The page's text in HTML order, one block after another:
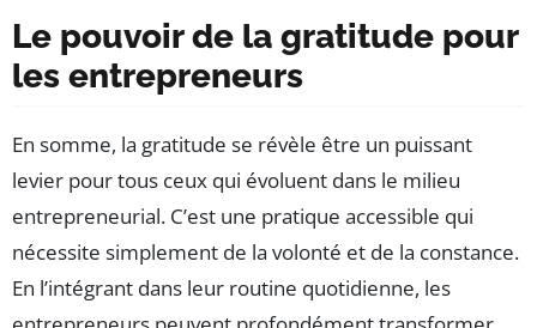
Le pouvoir de la gratitude pour
les entrepreneurs
En somme, la gratitude se révèle être un puissant
levier pour tous ceux qui évoluent dans le milieu
entrepreneurial. C’est une pratique accessible qui
nécessite simplement de la volonté et de la constance.
En l’intégrant dans leur routine quotidienne, les